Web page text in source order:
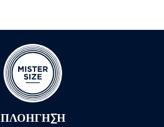
ΠΛΟΉΓΗΣΗ